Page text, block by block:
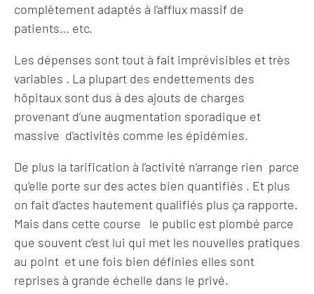
complètement adaptés à l’afflux massif de
patients… etc.
Les dépenses sont tout à fait imprévisibles et très
variables . La plupart des endettements des
hôpitaux sont dus à des ajouts de charges
provenant d’une augmentation sporadique et
massive d’activités comme les épidémies.
De plus la tarification à l’activité n’arrange rien parce
qu’elle porte sur des actes bien quantifiés . Et plus
on fait d’actes hautement qualifiés plus ça rapporte.
Mais dans cette course le public est plombé parce
que souvent c’est lui qui met les nouvelles pratiques
au point et une fois bien définies elles sont
reprises à grande échelle dans le privé.